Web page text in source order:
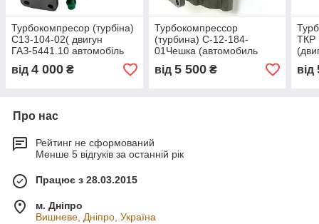
Турбокомпресор (турбіна)
С13-104-02( двигун
ГАЗ-5441.10 автомобіль
ГАЗ-6640)
від 4 000 ₴
Турбокомпрессор
(турбина) С-12-184-
01Чешка (автомобиль
Соболь,Газель,Волга,двигатель
ГАЗ)
від 5 500₴
ТКР
від
Про нас
Рейтинг не сформований
Менше 5 відгуків за останній рік
Працює з 28.03.2015
м. Дніпро
Вишневе, Дніпро, Україна